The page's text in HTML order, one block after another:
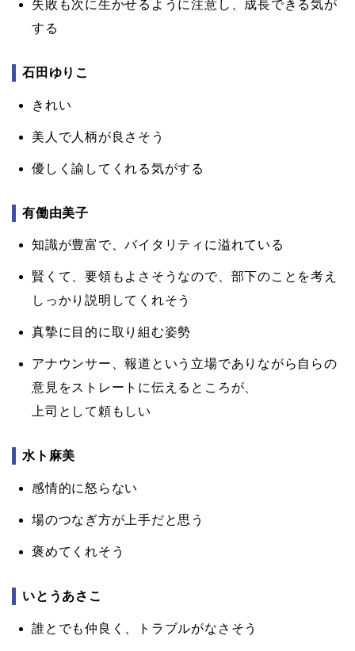
失敗も次に生かせるように注意し、成長できる気が
する
石田ゆりこ
きれい
美人で人柄が良さそう
優しく諭してくれる気がする
有働由美子
知識が豊富で、バイタリティに溢れている
賢くて、要領もよさそうなので、部下のことを考え
しっかり説明してくれそう
真摯に目的に取り組む姿勢
アナウンサー、報道という立場でありながら自らの
意見をストレートに伝えるところが、
上司として頼もしい
水ト麻美
感情的に怒らない
場のつなぎ方が上手だと思う
褒めてくれそう
いとうあさこ
誰とでも仲良く、トラブルがなさそう